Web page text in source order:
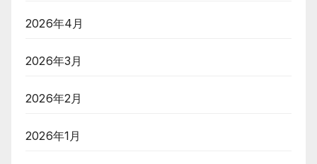
2026年4月
2026年3月
2026年2月
2026年1月